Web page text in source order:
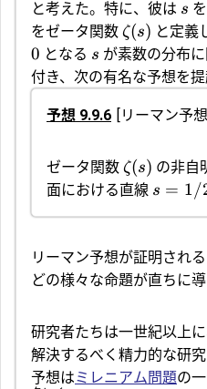
と考えた。特に、彼は s
をゼータ関数 ζ(s) と定義
0 となる s が素数の分布
付き、次の有名な予想を
予想 9.9.6 [リーマン予想
ゼータ関数 ζ(s) の非自
面における直線 s = 1/
リーマン予想が証明され
どの様々な命題が直ちに導
研究者たちは一世紀以上
解決するべく精力的な研
予想はミレニアム問題の